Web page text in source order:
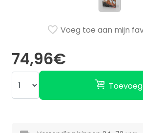
74,96€
Voeg toe aan mijn